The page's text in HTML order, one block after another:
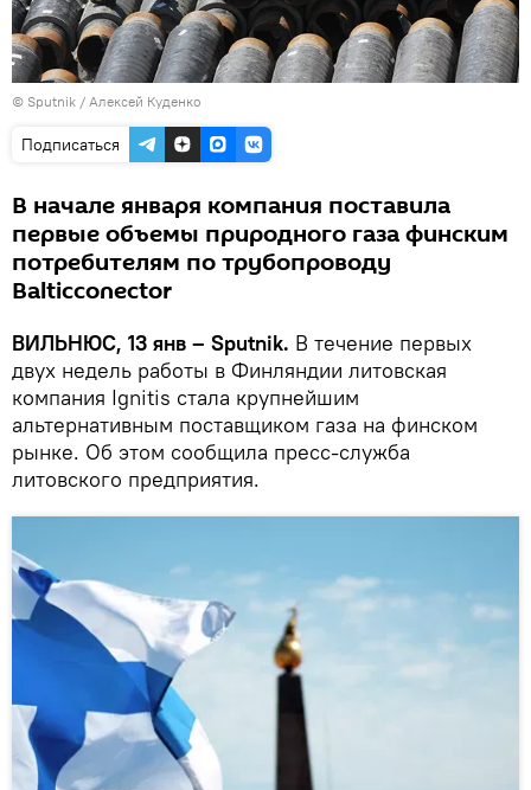
© Sputnik / Алексей Куденко
Подписаться
В начале января компания поставила
первые объемы природного газа финским
потребителям по трубопроводу
Balticconector
ВИЛЬНЮС, 13 янв – Sputnik. В течение первых
двух недель работы в Финляндии литовская
компания Ignitis стала крупнейшим
альтернативным поставщиком газа на финском
рынке. Об этом сообщила пресс-служба
литовского предприятия.